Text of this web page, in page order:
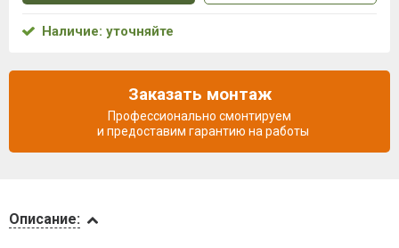
Описание:
Наличие: уточняйте
Заказать монтаж
Профессионально смонтируем
и предоставим гарантию на работы